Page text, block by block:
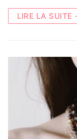
LIRE LA SUITE